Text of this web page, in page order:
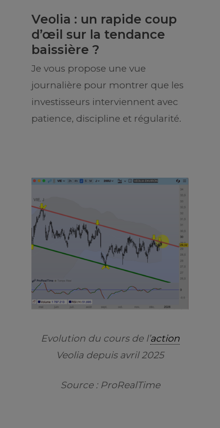
Veolia : un rapide coup
d’œil sur la tendance
baissière ?
Je vous propose une vue
journalière pour montrer que les
investisseurs interviennent avec
patience, discipline et régularité.
Evolution du cours de l’action
Veolia depuis avril 2025
Source : ProRealTime